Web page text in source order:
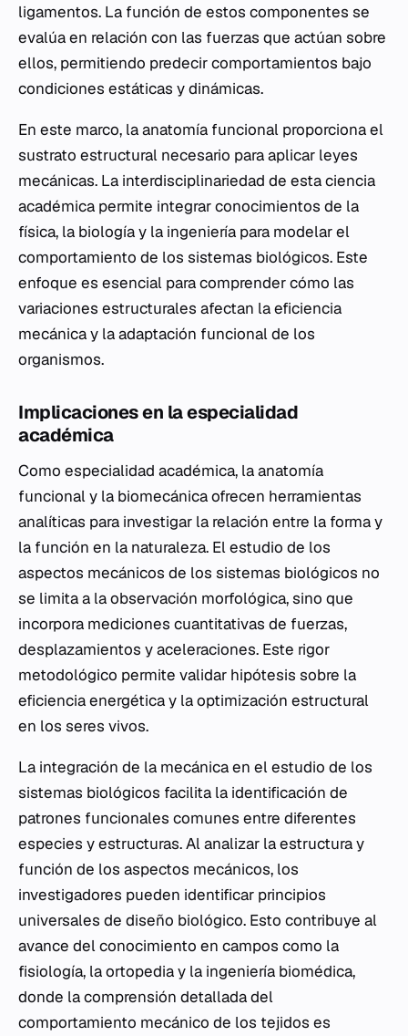
ligamentos. La función de estos componentes se
evalúa en relación con las fuerzas que actúan sobre
ellos, permitiendo predecir comportamientos bajo
condiciones estáticas y dinámicas.
En este marco, la anatomía funcional proporciona el
sustrato estructural necesario para aplicar leyes
mecánicas. La interdisciplinariedad de esta ciencia
académica permite integrar conocimientos de la
física, la biología y la ingeniería para modelar el
comportamiento de los sistemas biológicos. Este
enfoque es esencial para comprender cómo las
variaciones estructurales afectan la eficiencia
mecánica y la adaptación funcional de los
organismos.
Implicaciones en la especialidad
académica
Como especialidad académica, la anatomía
funcional y la biomecánica ofrecen herramientas
analíticas para investigar la relación entre la forma y
la función en la naturaleza. El estudio de los
aspectos mecánicos de los sistemas biológicos no
se limita a la observación morfológica, sino que
incorpora mediciones cuantitativas de fuerzas,
desplazamientos y aceleraciones. Este rigor
metodológico permite validar hipótesis sobre la
eficiencia energética y la optimización estructural
en los seres vivos.
La integración de la mecánica en el estudio de los
sistemas biológicos facilita la identificación de
patrones funcionales comunes entre diferentes
especies y estructuras. Al analizar la estructura y
función de los aspectos mecánicos, los
investigadores pueden identificar principios
universales de diseño biológico. Esto contribuye al
avance del conocimiento en campos como la
fisiología, la ortopedia y la ingeniería biomédica,
donde la comprensión detallada del
comportamiento mecánico de los tejidos es